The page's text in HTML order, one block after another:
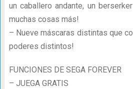
un caballero andante, un
muchas cosas más!
– Nueve máscaras distintas que
poderes distintos!
FUNCIONES DE SEGA FOREVER
– JUEGA GRATIS